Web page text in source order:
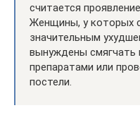
считается
Женщины, у которых
значительным
вынуждены смягчать
препаратами или
постели.